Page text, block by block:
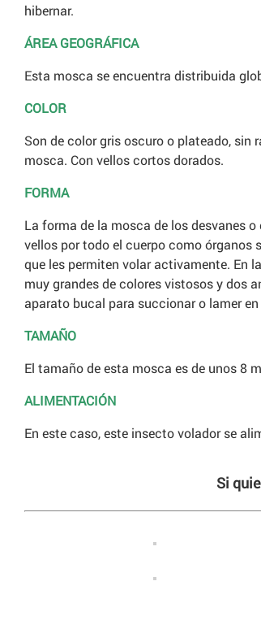
hibernar.
ÁREA GEOGRÁFICA
Esta mosca se encuentra distribuida
COLOR
Son de color gris oscuro o plateado,
mosca. Con vellos cortos dorados.
FORMA
La forma de la mosca de los desvanes
vellos por todo el cuerpo como órganos
que les permiten volar activamente. En
muy grandes de colores vistosos y dos
aparato bucal para succionar o lamer en
TAMAÑO
El tamaño de esta mosca es de unos 8
ALIMENTACIÓN
En este caso, este insecto volador se
Si